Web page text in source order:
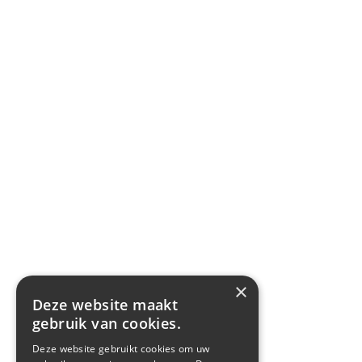
×
Deze website maakt
gebruik van cookies.
Deze website gebruikt cookies om uw